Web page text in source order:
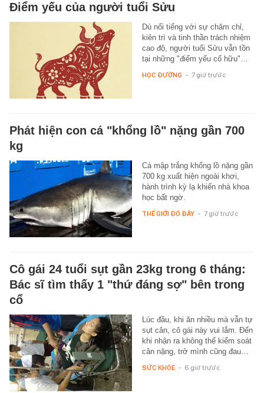
Điểm yếu của người tuổi Sửu
Dù nổi tiếng với sự chăm chỉ,
kiên trì và tinh thần trách nhiệm
cao độ, người tuổi Sửu vẫn tồn
tại những "điểm yếu cố hữu"…
HỌC ĐƯỜNG - 7 giờ trước
Phát hiện con cá "khổng lồ" nặng gần 700
kg
Cá mập trắng khổng lồ nặng gần
700 kg xuất hiện ngoài khơi,
hành trình kỳ lạ khiến nhà khoa
học bất ngờ.
THẾ GIỚI ĐÓ ĐÂY - 7 giờ trước
Cô gái 24 tuổi sụt gần 23kg trong 6 tháng:
Bác sĩ tìm thấy 1 "thứ đáng sợ" bên trong
cổ
Lúc đầu, khi ăn nhiều mà vẫn tự
sụt cân, cô gái này vui lắm. Đến
khi nhận ra không thể kiểm soát
cân nặng, trở mình cũng đau…
SỨC KHỎE - 6 giờ trước